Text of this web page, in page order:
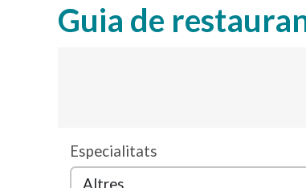
Guia de
Especialitats